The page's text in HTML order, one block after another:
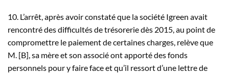
10. L’arrêt, après avoir constaté que la société Igreen avait
rencontré des difficultés de trésorerie dès 2015, au point de
compromettre le paiement de certaines charges, relève que
M. [B], sa mère et son associé ont apporté des fonds
personnels pour y faire face et qu’il ressort d’une lettre de